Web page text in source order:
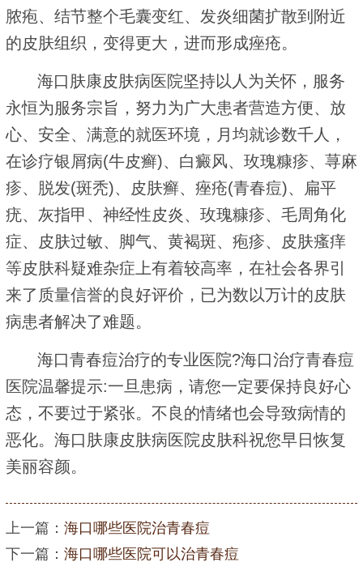
脓疱、结节整个毛囊变红、发炎细菌扩散到附近
的皮肤组织，变得更大，进而形成痤疮。
海口肤康皮肤病医院坚持以人为关怀，服务
永恒为服务宗旨，努力为广大患者营造方便、放
心、安全、满意的就医环境，月均就诊数千人，
在诊疗银屑病(牛皮癣)、白癜风、玫瑰糠疹、荨麻
疹、脱发(斑秃)、皮肤癣、痤疮(青春痘)、扁平
疣、灰指甲、神经性皮炎、玫瑰糠疹、毛周角化
症、皮肤过敏、脚气、黄褐斑、疱疹、皮肤瘙痒
等皮肤科疑难杂症上有着较高率，在社会各界引
来了质量信誉的良好评价，已为数以万计的皮肤
病患者解决了难题。
海口青春痘治疗的专业医院?海口治疗青春痘
医院温馨提示:一旦患病，请您一定要保持良好心
态，不要过于紧张。不良的情绪也会导致病情的
恶化。海口肤康皮肤病医院皮肤科祝您早日恢复
美丽容颜。
上一篇： 海口哪些医院治青春痘
下一篇： 海口哪些医院可以治青春痘